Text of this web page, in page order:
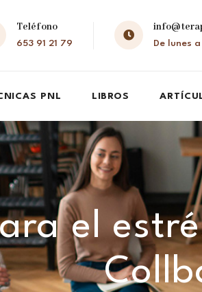
Teléfono
653 91 21 79 De lunes
PNL LIBROS
el